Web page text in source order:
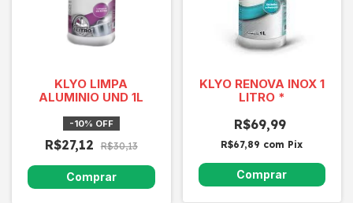
KLYO LIMPA
ALUMINIO UND 1L
-10% OFF
R$27,12 R$30,13
KLYO RENOVA INOX 1
LITRO *
R$69,99
R$67,89 com Pix